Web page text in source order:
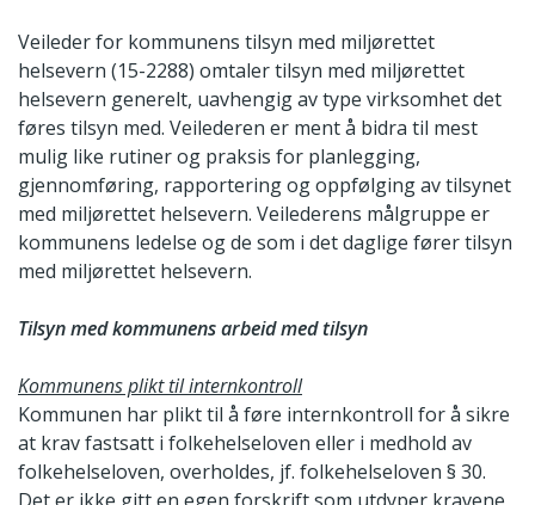
Veileder for kommunens tilsyn med miljørettet
helsevern (15-2288) omtaler tilsyn med miljørettet
helsevern generelt, uavhengig av type virksomhet det
føres tilsyn med. Veilederen er ment å bidra til mest
mulig like rutiner og praksis for planlegging,
gjennomføring, rapportering og oppfølging av tilsynet
med miljørettet helsevern. Veilederens målgruppe er
kommunens ledelse og de som i det daglige fører tilsyn
med miljørettet helsevern.
Tilsyn med kommunens arbeid med tilsyn
Kommunens plikt til internkontroll
Kommunen har plikt til å føre internkontroll for å sikre
at krav fastsatt i folkehelseloven eller i medhold av
folkehelseloven, overholdes, jf. folkehelseloven § 30.